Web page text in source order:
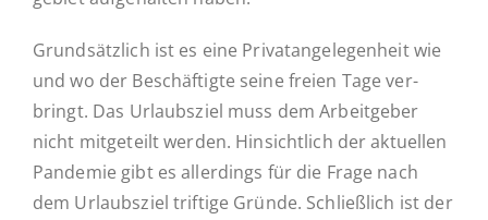
Grund­sätz­lich ist es eine Pri­vat­an­ge­le­gen­heit wie
und wo der Be­schäf­tig­te seine freien Tage ver­
bringt. Das Ur­laubs­ziel muss dem Ar­beit­ge­ber
nicht mit­ge­teilt werden. Hin­sicht­lich der ak­tu­el­len
Pan­de­mie gibt es al­ler­dings für die Frage nach
dem Ur­laubs­ziel trif­ti­ge Gründe. Schließ­lich ist der